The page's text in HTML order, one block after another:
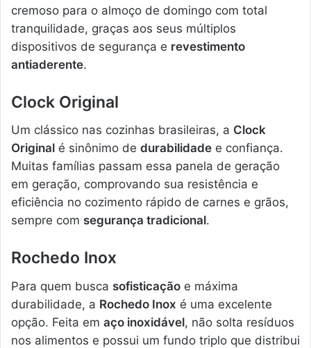
cremoso para o almoço de domingo com total
tranquilidade, graças aos seus múltiplos
dispositivos de segurança e revestimento
antiaderente.
Clock Original
Um clássico nas cozinhas brasileiras, a Clock
Original é sinônimo de durabilidade e confiança.
Muitas famílias passam essa panela de geração
em geração, comprovando sua resistência e
eficiência no cozimento rápido de carnes e grãos,
sempre com segurança tradicional.
Rochedo Inox
Para quem busca sofisticação e máxima
durabilidade, a Rochedo Inox é uma excelente
opção. Feita em aço inoxidável, não solta resíduos
nos alimentos e possui um fundo triplo que distribui